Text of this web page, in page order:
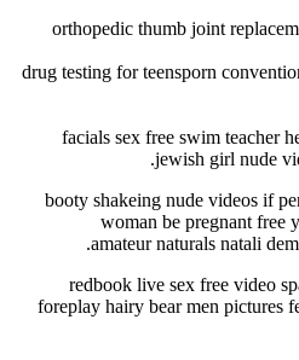
orthopedic thumb joint
drug testing for teensporn
facials sex free swim teacher
jewish girl nude
booty shakeing nude videos if
woman be pregnant free
amateur naturals natali
redbook live sex free video
foreplay hairy bear men pictures